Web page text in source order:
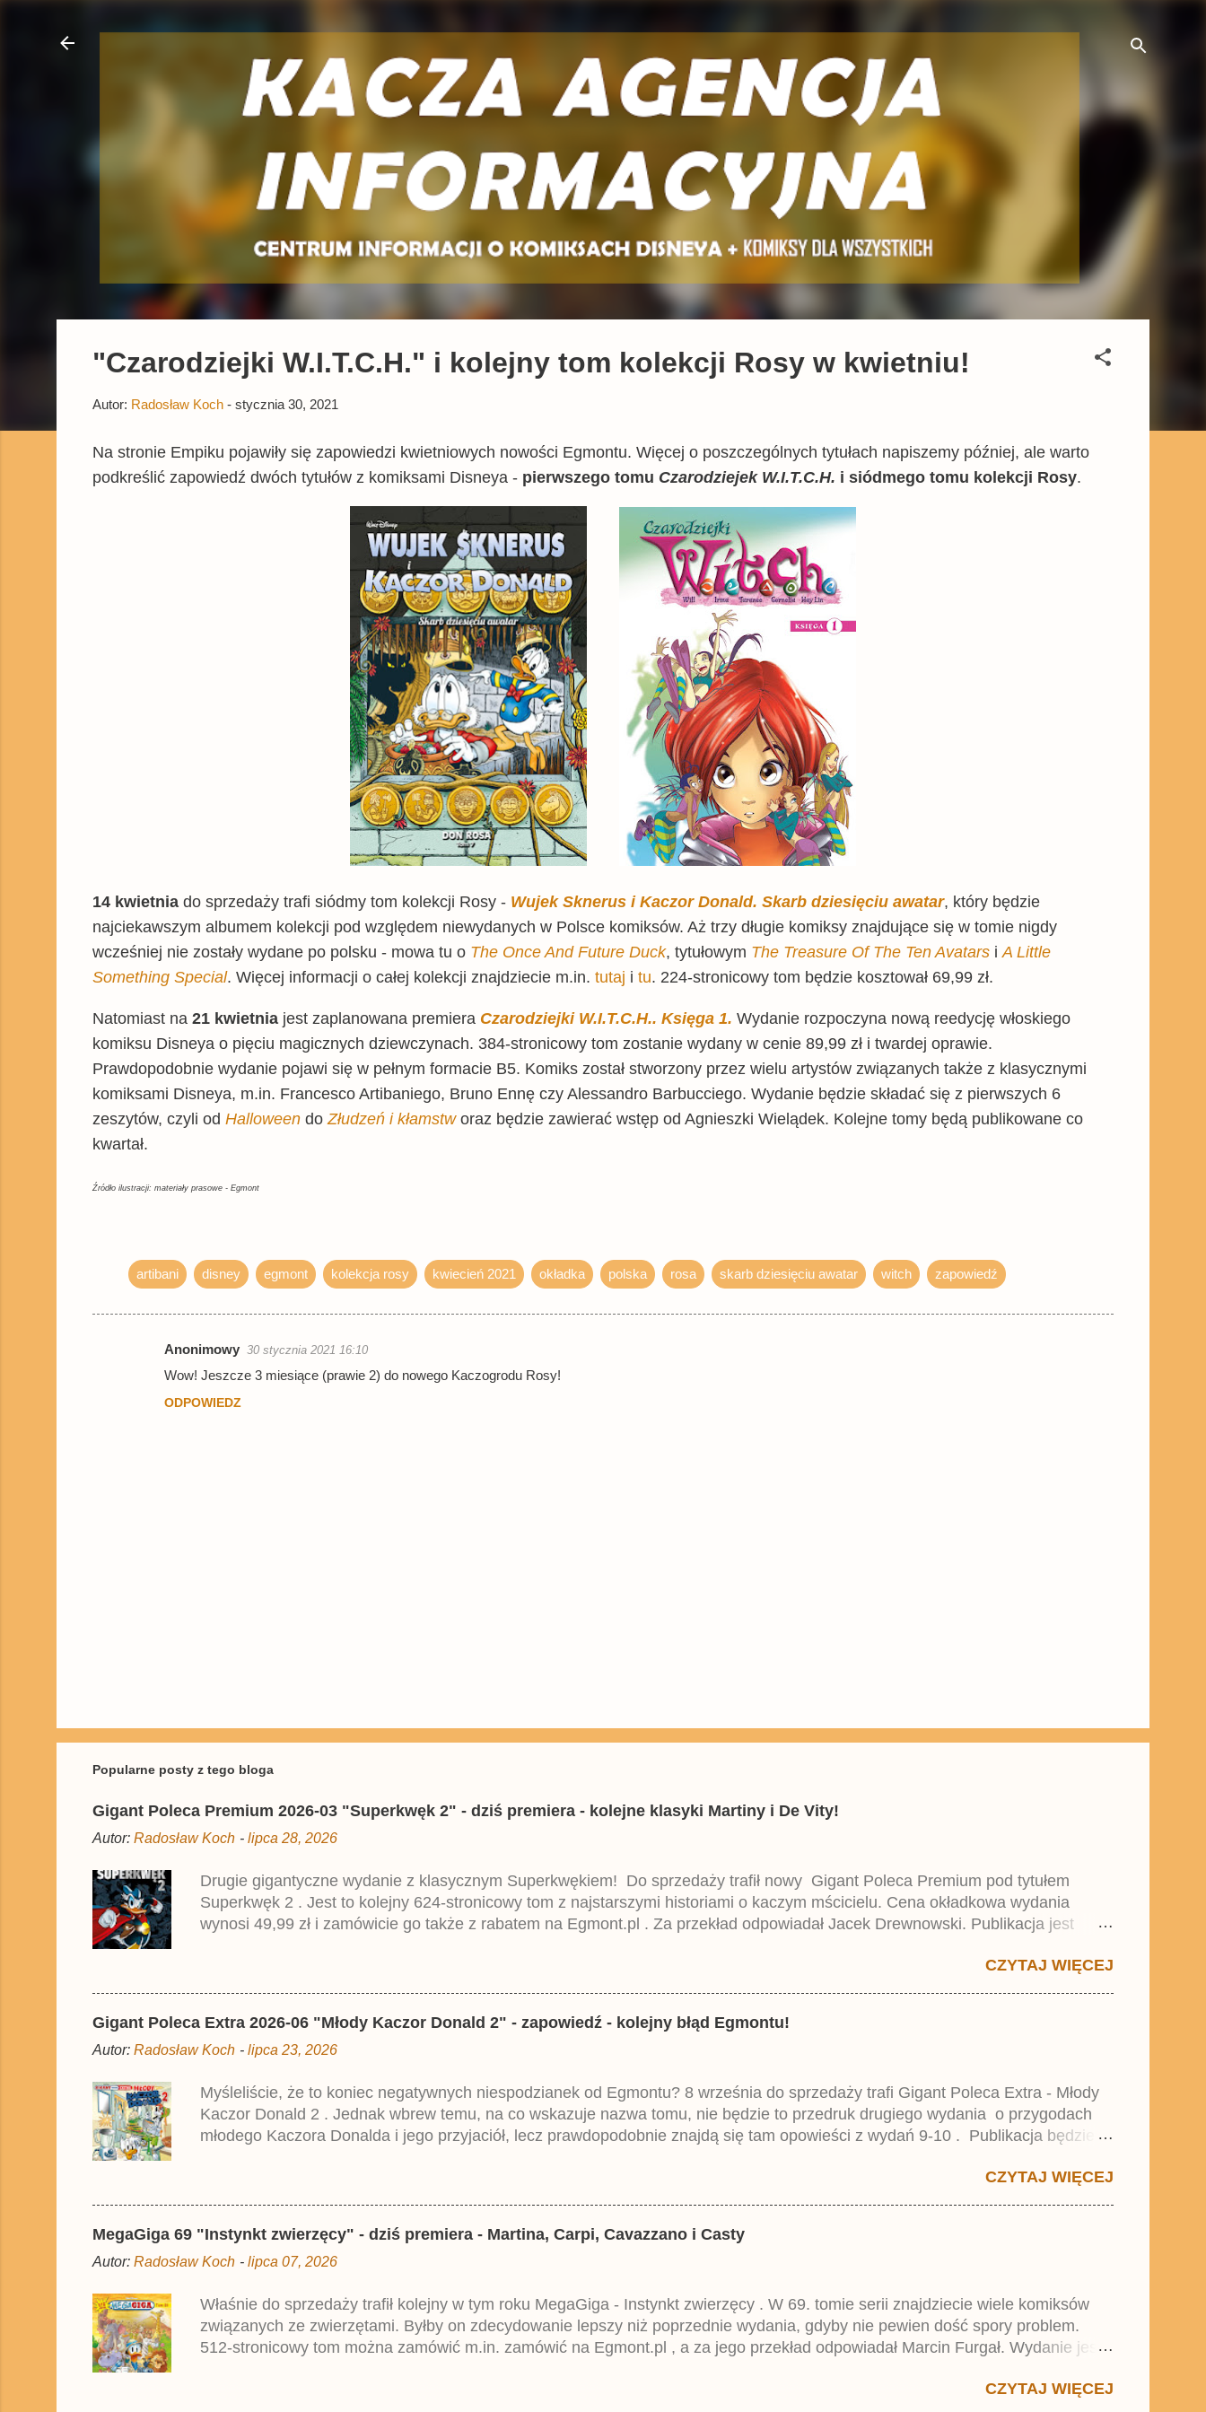
"Czarodziejki W.I.T.C.H." i kolejny tom kolekcji Rosy w kwietniu!
Autor: Radosław Koch - stycznia 30, 2021
Na stronie Empiku pojawiły się zapowiedzi kwietniowych nowości Egmontu. Więcej o poszczególnych tytułach napiszemy później, ale warto
podkreślić zapowiedź dwóch tytułów z komiksami Disneya - pierwszego tomu Czarodziejek W.I.T.C.H. i siódmego tomu kolekcji Rosy.
14 kwietnia do sprzedaży trafi siódmy tom kolekcji Rosy - Wujek Sknerus i Kaczor Donald. Skarb dziesięciu awatar, który będzie
najciekawszym albumem kolekcji pod względem niewydanych w Polsce komiksów. Aż trzy długie komiksy znajdujące się w tomie nigdy
wcześniej nie zostały wydane po polsku - mowa tu o The Once And Future Duck, tytułowym The Treasure Of The Ten Avatars iA Little
Something Special. Więcej informacji o całej kolekcji znajdziecie m.in. tutaj i tu. 224-stronicowy tom będzie kosztował 69,99 zł.
Natomiast na 21 kwietnia jest zaplanowana premiera Czarodziejki W.I.T.C.H.. Księga 1. Wydanie rozpoczyna nową reedycję włoskiego
komiksu Disneya o pięciu magicznych dziewczynach. 384-stronicowy tom zostanie wydany w cenie 89,99 zł i twardej oprawie.
Prawdopodobnie wydanie pojawi się w pełnym formacie B5. Komiks został stworzony przez wielu artystów związanych także z klasycznymi
komiksami Disneya, m.in. Francesco Artibaniego, Bruno Ennę czy Alessandro Barbucciego. Wydanie będzie składać się z pierwszych 6
zeszytów, czyli od Halloween doZłudzeń i kłamstw oraz będzie zawierać wstęp od Agnieszki Wielądek. Kolejne tomy będą publikowane co
kwartał.
Źródło ilustracji: materiały prasowe - Egmont
artibani disney egmont kolekcja rosy kwiecień 2021 okładka polska rosa skarb dziesięciu awatar witch zapowiedź
Anonimowy 30 stycznia 2021 16:10
Wow! Jeszcze 3 miesiące (prawie 2) do nowego Kaczogrodu Rosy!
ODPOWIEDZ
z
ś
j
k
o
e
n
t
a
r
z
Popularne posty z tego bloga
Gigant Poleca Premium 2026-03 "Superkwęk 2" - dziś premiera - kolejne klasyki Martiny i De Vity!
Autor: Radosław Koch - lipca 28, 2026
Drugie gigantyczne wydanie z klasycznym Superkwękiem! Do sprzedaży trafił nowy Gigant Poleca Premium pod tytułem
Superkwęk 2 . Jest to kolejny 624-stronicowy tom z najstarszymi historiami o kaczym mścicielu. Cena okładkowa wydania
wynosi 49,99 zł i zamówicie go także z rabatem na Egmont.pl . Za przekład odpowiadał Jacek Drewnowski. Publikacja jest
CZYTAJ WIĘCEJ
Gigant Poleca Extra 2026-06 "Młody Kaczor Donald 2" - zapowiedź - kolejny błąd Egmontu!
Autor: Radosław Koch - lipca 23, 2026
Myśleliście, że to koniec negatywnych niespodzianek od Egmontu? 8 września do sprzedaży trafi Gigant Poleca Extra - Młody
Kaczor Donald 2 . Jednak wbrew temu, na co wskazuje nazwa tomu, nie będzie to przedruk drugiego wydania o przygodach
młodego Kaczora Donalda i jego przyjaciół, lecz prawdopodobnie znajdą się tam opowieści z wydań 9-10 . Publikacja będzie
CZYTAJ WIĘCEJ
MegaGiga 69 "Instynkt zwierzęcy" - dziś premiera - Martina, Carpi, Cavazzano i Casty
Autor: Radosław Koch - lipca 07, 2026
Właśnie do sprzedaży trafił kolejny w tym roku MegaGiga - Instynkt zwierzęcy . W 69. tomie serii znajdziecie wiele komiksów
związanych ze zwierzętami. Byłby on zdecydowanie lepszy niż poprzednie wydania, gdyby nie pewien dość spory problem.
512-stronicowy tom można zamówić m.in. zamówić na Egmont.pl , a za jego przekład odpowiadał Marcin Furgał. Wydanie jest
CZYTAJ WIĘCEJ